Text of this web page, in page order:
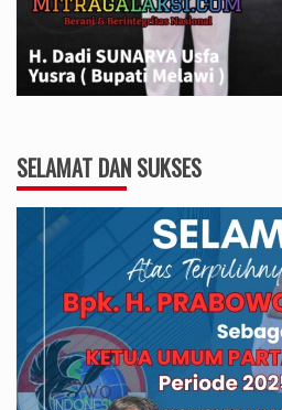
SELAMAT DAN SUKSES